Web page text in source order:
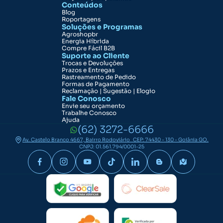
Encontre a maior variedade de
eletrodos para solda na A.Camargo
A soldagem é utilizada para diferentes finalidades na
construção civil, na área eletrônica, na aeronáutica e na
naval. Independente de qual seja o seu objetivo, na
A.Camargo, você encontra diferentes modelos de eletrodos
Contamos com opções dealta qualidade, fabricadas com
materiais resistentes para garantir a sua satisfação
Reunimos as melhores marcas nesta seção. Saiba quais
você encontra por aqui:
Denver;
Conteúdos
Blog
Roportagens
Soluções e Programas
Agroshopbr
Energia Híbrida
Compre Fácil B2B
Suporte ao Cliente
Trocas e Devoluções
Prazos e Entregas
Rastreamento de Pedido
Formas de Pagamento
Reclamação | Sugestão | Elogio
Fale Conosco
Envie seu orçamento
Trabalhe Conosco
Ajuda
(62) 3272-6666
Av. Castelo Branco 4667, Bairro Rodoviário CEP: 74430 - 130 - Goiânia GO.
CNPJ: 01.561.794/0001-25